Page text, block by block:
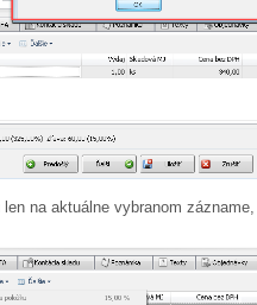
na aktuálne vybranom